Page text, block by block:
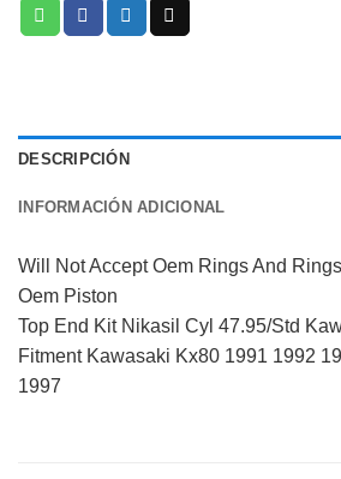
DESCRIPCIÓN
INFORMACIÓN ADICIONAL
Will Not Accept Oem Rings And
Oem Piston
Top End Kit Nikasil Cyl 47.95/Std
Fitment Kawasaki Kx80 1991 1992
1997